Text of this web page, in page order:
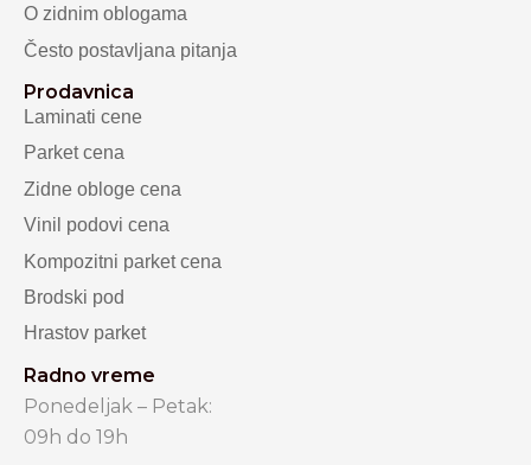
O zidnim oblogama
Često postavljana pitanja
Prodavnica
Laminati cene
Parket cena
Zidne obloge cena
Vinil podovi cena
Kompozitni parket cena
Brodski pod
Hrastov parket
Radno vreme
Ponedeljak – Petak:
09h do 19h